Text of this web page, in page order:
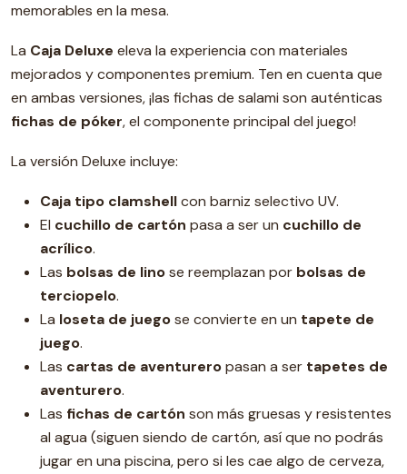
memorables en la mesa.
La Caja Deluxe eleva la experiencia con materiales
mejorados y componentes premium. Ten en cuenta que
en ambas versiones, ¡las fichas de salami son auténticas
fichas de póker, el componente principal del juego!
La versión Deluxe incluye:
Caja tipo clamshellcon barniz selectivo UV.
El cuchillo de cartón pasa a ser un cuchillo de
acrílico.
Las bolsas de linose reemplazan por bolsas de
terciopelo.
La loseta de juegose convierte en un tapete de
juego.
Las cartas de aventureropasan a ser tapetes de
aventurero.
Las fichas de cartón son más gruesas y resistentes
al agua (siguen siendo de cartón, así que no podrás
jugar en una piscina, pero si les cae algo de cerveza,